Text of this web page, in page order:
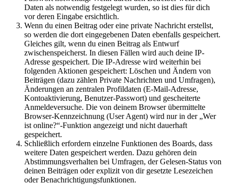
Daten als notwendig festgelegt wurden, so ist dies für dich
vor deren Eingabe ersichtlich.
Wenn du einen Beitrag oder eine private Nachricht erstellst,
so werden die dort eingegebenen Daten ebenfalls gespeichert.
Gleiches gilt, wenn du einen Beitrag als Entwurf
zwischenspeicherst. In diesen Fällen wird auch deine IP-
Adresse gespeichert. Die IP-Adresse wird weiterhin bei
folgenden Aktionen gespeichert: Löschen und Ändern von
Beiträgen (dazu zählen Private Nachrichten und Umfragen),
Änderungen an zentralen Profildaten (E-Mail-Adresse,
Kontoaktivierung, Benutzer-Passwort) und gescheiterte
Anmeldeversuche. Die von deinem Browser übermittelte
Browser-Kennzeichnung (User Agent) wird nur in der „Wer
ist online?“-Funktion angezeigt und nicht dauerhaft
gespeichert.
Schließlich erfordern einzelne Funktionen des Boards, dass
weitere Daten gespeichert werden. Dazu gehören dein
Abstimmungsverhalten bei Umfragen, der Gelesen-Status von
deinen Beiträgen oder explizit von dir gesetzte Lesezeichen
oder Benachrichtigungsfunktionen.